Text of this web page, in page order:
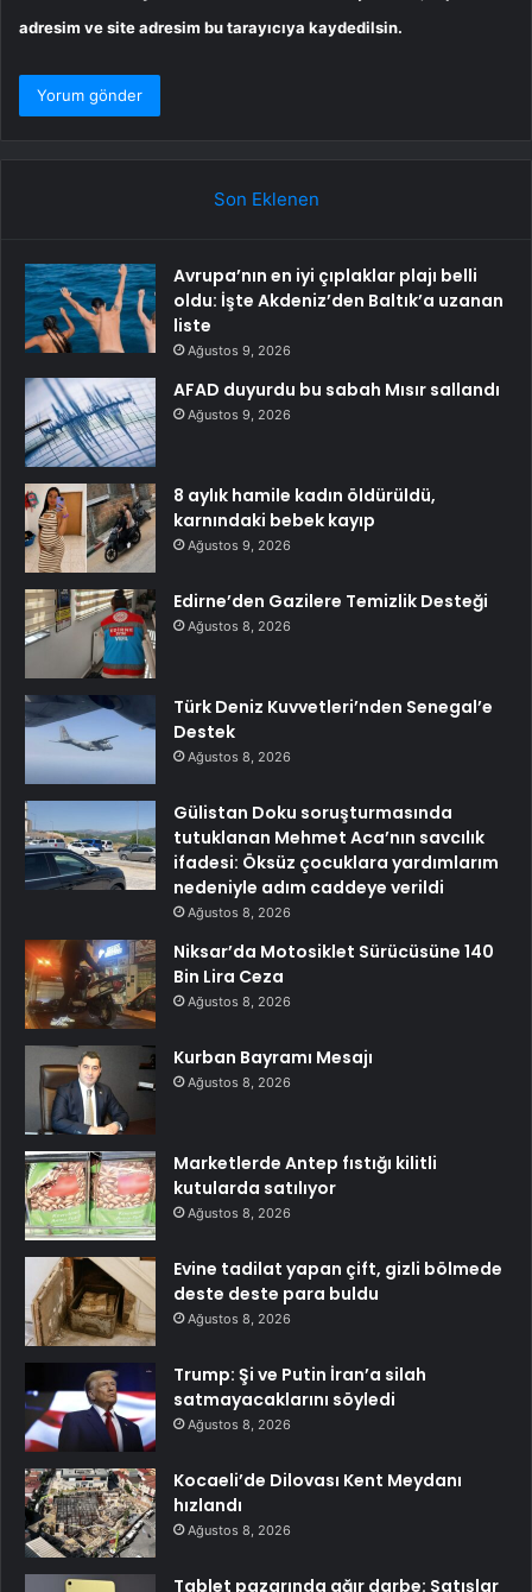
adresim ve site adresim bu tarayıcıya kaydedilsin.
Son Eklenen
Avrupa’nın en iyi çıplaklar plajı belli
oldu: İşte Akdeniz’den Baltık’a uzanan
liste
Ağustos 9, 2026
AFAD duyurdu bu sabah Mısır sallandı
Ağustos 9, 2026
8 aylık hamile kadın öldürüldü,
karnındaki bebek kayıp
Ağustos 9, 2026
Edirne’den Gazilere Temizlik Desteği
Ağustos 8, 2026
Türk Deniz Kuvvetleri’nden Senegal’e
Destek
Ağustos 8, 2026
Gülistan Doku soruşturmasında
tutuklanan Mehmet Aca’nın savcılık
ifadesi: Öksüz çocuklara yardımlarım
nedeniyle adım caddeye verildi
Ağustos 8, 2026
Niksar’da Motosiklet Sürücüsüne 140
Bin Lira Ceza
Ağustos 8, 2026
Kurban Bayramı Mesajı
Ağustos 8, 2026
Marketlerde Antep fıstığı kilitli
kutularda satılıyor
Ağustos 8, 2026
Evine tadilat yapan çift, gizli bölmede
deste deste para buldu
Ağustos 8, 2026
Trump: Şi ve Putin İran’a silah
satmayacaklarını söyledi
Ağustos 8, 2026
Kocaeli’de Dilovası Kent Meydanı
hızlandı
Ağustos 8, 2026
Tablet pazarında ağır darbe: Satışlar